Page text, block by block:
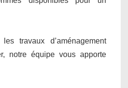
travaux d’aménagement
notre équipe vous apporte